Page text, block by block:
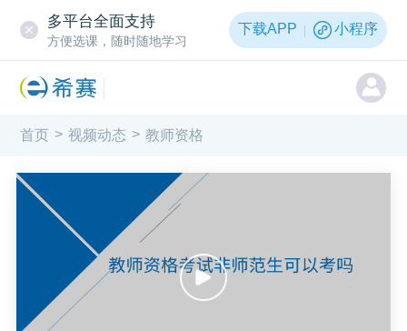
多平台全面支持
方便选课，随时随地学习
下载APP 小程序
首页 > 视频动态 > 教师资格